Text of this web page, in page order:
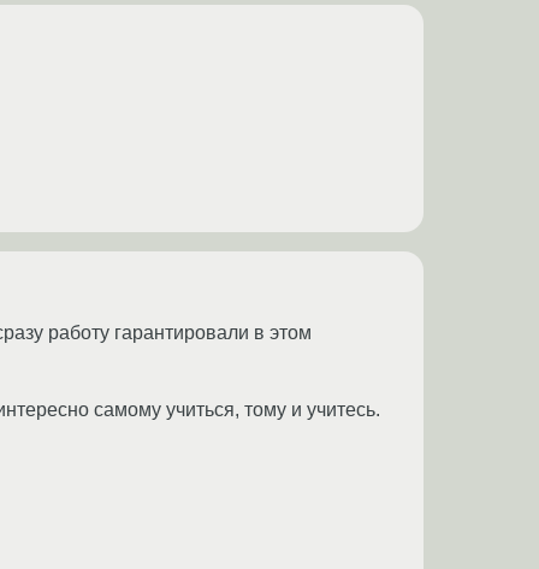
работу гарантировали в этом
самому учиться, тому и учитесь.